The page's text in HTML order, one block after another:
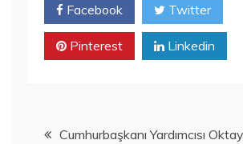
Facebook Twitter
Pinterest Linkedin
YazıCumhurbaşkanı Yardımcısı